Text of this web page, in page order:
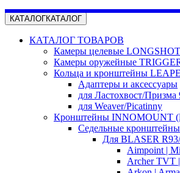
КАТАЛОГКАТАЛОГ
КАТАЛОГ ТОВАРОВ
Камеры целевые
Камеры оружейные
Кольца и кронштейны
Адаптеры и аксессуары
для Ластохвост/
для Weaver/Picatinny
Кронштейны INNOMOUNT
Седельные кронштейны
Для BLASER
Aimpoint |
Archer TVT